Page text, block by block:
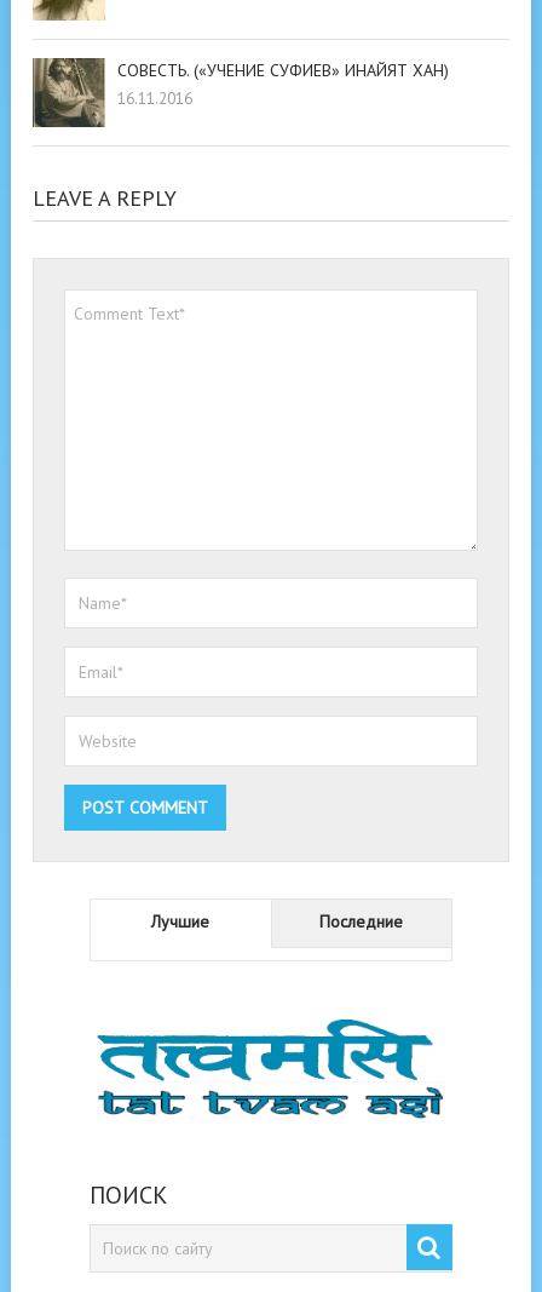
СОВЕСТЬ. («УЧЕНИЕ СУФИЕВ» ИНАЙЯТ ХАН)
16.11.2016
LEAVE A REPLY
Лучшие Последние
ПОИСК